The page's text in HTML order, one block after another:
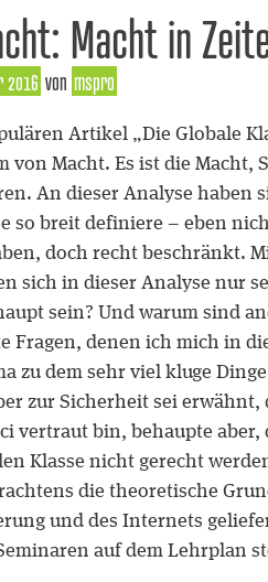
Macht in
2016 von mspro
Artikel „Die Globale
von Macht. Es ist die Macht,
An dieser Analyse haben
so breit definiere – eben
doch recht beschränkt.
sich in dieser Analyse nur
sein? Und warum sind
Fragen, denen ich mich in
zu dem sehr viel kluge
zur Sicherheit sei erwähnt,
vertraut bin, behaupte aber,
Klasse nicht gerecht
die theoretische
und des Internets
auf dem Lehrplan